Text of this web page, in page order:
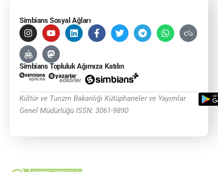
Simbians Sosyal Ağları
Simbians Topluluk Ağımıza Katılın
Kültür ve Turizm Bakanlığı Kütüphaneler ve Yayımlar
Genel Müdürlüğü ISSN: 3061-9890